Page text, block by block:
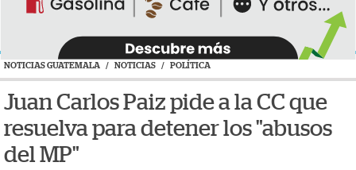
NOTICIAS GUATEMALA / NOTICIAS / POLÍTICA
Juan Carlos Paiz pide a la CC que
resuelva para detener los "abusos
del MP"